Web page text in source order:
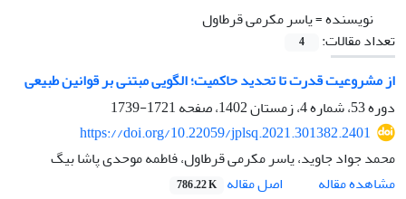
نویسنده =یاسر مکرمی قرطاول
تعداد مقالات:
4
از مشروعیت قدرت تا تحدید حاکمیت؛ الگویی مبتنی بر قوانین طبیعی
دوره 53، شماره 4، زمستان 1402، صفحه
1721-1739
https://doi.org/10.22059/jplsq.2021.301382.2401
محمد جواد جاوید، یاسر مکرمی قرطاول، فاطمه موحدی پاشا بیگ
مشاهده مقاله
اصل مقاله 786.22 K